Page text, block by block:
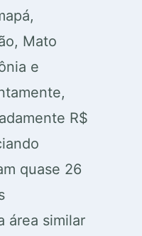
Mato
e
R$
quase 26
área similar